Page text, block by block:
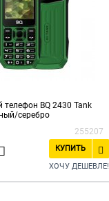
BQ 2430 Tank
серебро
255207
КУПИТЬ
ХОЧУ ДЕШЕВЛЕ!